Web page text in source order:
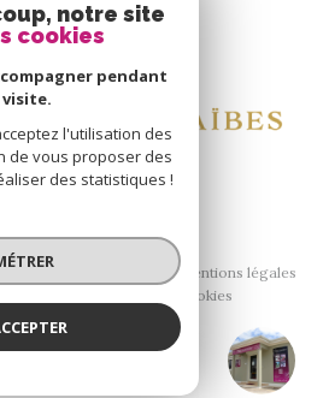
ALIAS Immobilier
adhérons
| Tous droits réservés
Nos partenaires
Mentions légales
Cookies
notre site
cookies
pendant
l'utilisation des
de vous proposer des
des statistiques !